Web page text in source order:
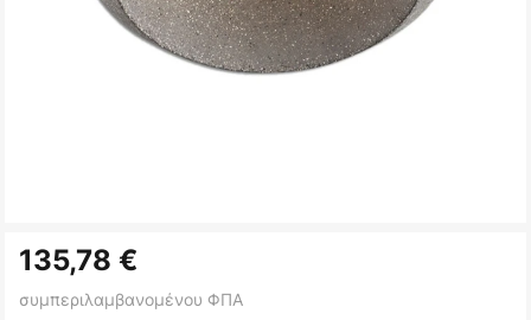
στην
αρχή
135,78 €
συμπεριλαμβανομένου ΦΠΑ